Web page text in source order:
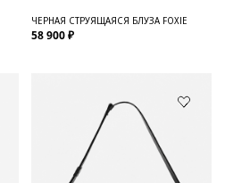
ЧЕРНАЯ СТРУЯЩАЯСЯ БЛУЗА FOXIE
58 900 ₽